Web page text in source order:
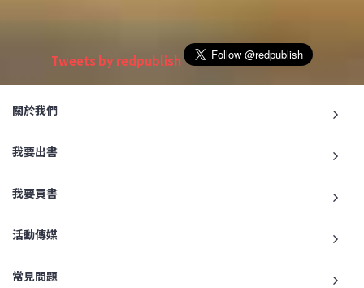
Tweets by redpublish
關於我們
我要出書
我要買書
活動傳媒
常見問題